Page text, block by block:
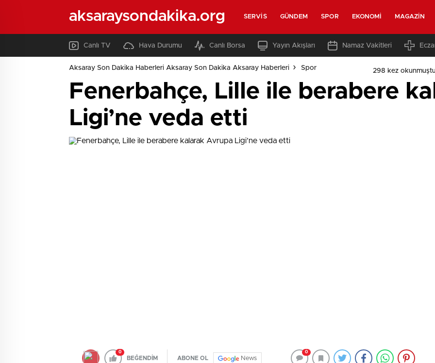
aksaraysondakika.org SERVIS GÜNDEM SPOR EKONOMI MAGAZIN
Canlı TV Hava Durumu Canlı Borsa Yayın Akışları Namaz Vakitleri
Aksaray Son Dakika Haberleri Aksaray Son Dakika Aksaray Haberleri Spor 298 kez
Fenerbahçe, Lille ile berabere
Ligi’ne veda etti
0
BEĞENDİM ABONE OL News
0